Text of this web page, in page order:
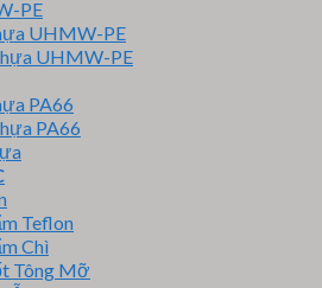
PE
UHMW-PE
UHMW-PE
PA66
PA66
Teflon
Chì
Tông Mỡ